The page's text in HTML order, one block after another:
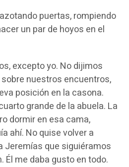
puertas, rompiendo
un par de hoyos en el
excepto yo. No dijimos
nuestros encuentros,
posición en la casona.
grande de la abuela. La
dormir en esa cama,
ahí. No quise volver a
Jeremías que siguiéramos
Él me daba gusto en todo.